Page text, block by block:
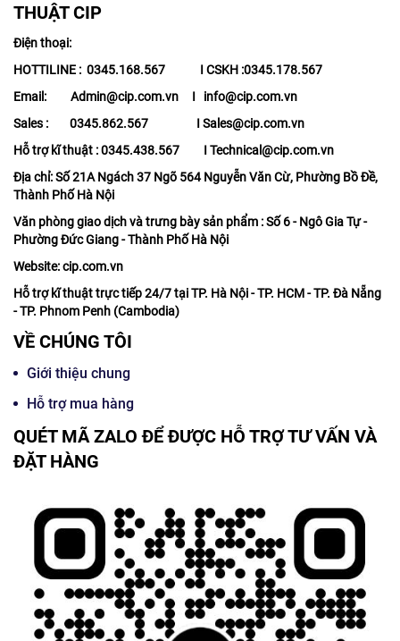
THUẬT CIP
Điện thoại:
HOTTILINE : 0345.168.567 I CSKH :0345.178.567
Email: Admin@cip.com.vn I info@cip.com.vn
Sales : 0345.862.567 I Sales@cip.com.vn
Hỗ trợ kĩ thuật : 0345.438.567 I Technical@cip.com.vn
Địa chỉ: Số 21A Ngách 37 Ngõ 564 Nguyễn Văn Cừ, Phường Bồ Đề,
Thành Phố Hà Nội
Văn phòng giao dịch và trưng bày sản phẩm : Số 6 - Ngô Gia Tự -
Phường Đức Giang - Thành Phố Hà Nội
Website: cip.com.vn
Hỗ trợ kĩ thuật trực tiếp 24/7 tại TP. Hà Nội - TP. HCM - TP. Đà Nẵng
- TP. Phnom Penh (Cambodia)
VỀ CHÚNG TÔI
Giới thiệu chung
Hỗ trợ mua hàng
QUÉT MÃ ZALO ĐỂ ĐƯỢC HỖ TRỢ TƯ VẤN VÀ
ĐẶT HÀNG